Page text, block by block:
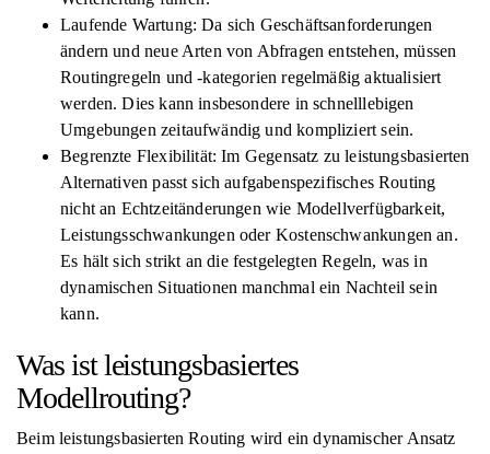
Laufende Wartung: Da sich Geschäftsanforderungen
ändern und neue Arten von Abfragen entstehen, müssen
Routingregeln und -kategorien regelmäßig aktualisiert
werden. Dies kann insbesondere in schnelllebigen
Umgebungen zeitaufwändig und kompliziert sein.
Begrenzte Flexibilität: Im Gegensatz zu leistungsbasierten
Alternativen passt sich aufgabenspezifisches Routing
nicht an Echtzeitänderungen wie Modellverfügbarkeit,
Leistungsschwankungen oder Kostenschwankungen an.
Es hält sich strikt an die festgelegten Regeln, was in
dynamischen Situationen manchmal ein Nachteil sein
kann.
Was ist leistungsbasiertes
Modellrouting?
Beim leistungsbasierten Routing wird ein dynamischer Ansatz